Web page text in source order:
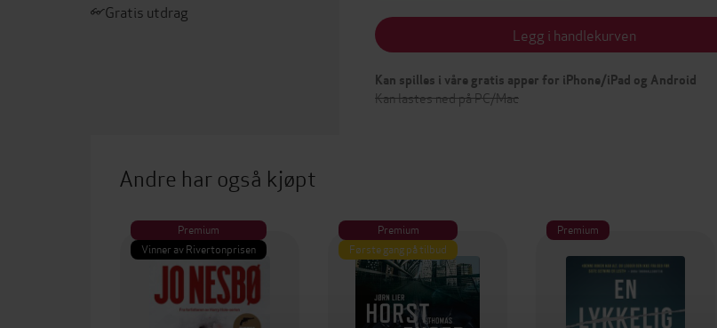
Gratis utdrag
Legg i handlekurven
Kan spilles i våre gratis apper for iPhone/iPad og Android
Kan lastes ned på PC/Mac
Andre har også kjøpt
Premium
Vinner av Rivertonprisen
Premium
Første gang på tilbud
Premium